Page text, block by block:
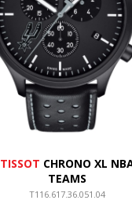
TISSOT CHRONO XL
TEAMS
T116.617.36.051.04